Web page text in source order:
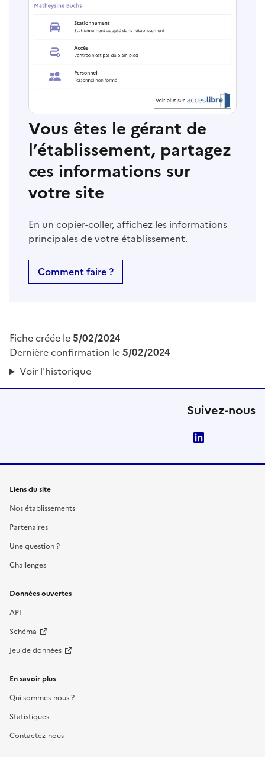
Vous êtes le gérant de
l’établissement, partagez
ces informations sur
votre site
En un copier-coller, affichez les informations
principales de votre établissement.
Comment faire ?
Fiche créée le5/02/2024
Dernière confirmation le5/02/2024
Voir l'historique
Suivez-nous
Liens du site
Nos établissements
Partenaires
Une question ?
Challenges
Données ouvertes
API
Schéma
Jeu de données
En savoir plus
Qui sommes-nous ?
Statistiques
Contactez-nous